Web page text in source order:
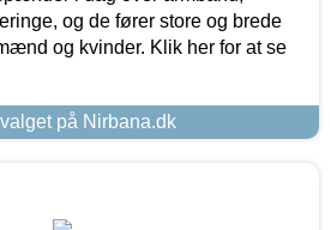
og de fører store og brede
og kvinder. Klik her for at se
på Nirbana.dk